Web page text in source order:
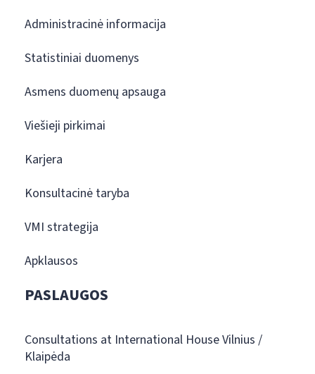
Administracinė informacija
Statistiniai duomenys
Asmens duomenų apsauga
Viešieji pirkimai
Karjera
Konsultacinė taryba
VMI strategija
Apklausos
PASLAUGOS
Consultations at International House Vilnius /
Klaipėda